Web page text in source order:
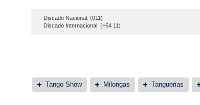
Discado Nacional: (011)
Discado Internacional: (+54 11)
Tango Show Milongas Tanguerias